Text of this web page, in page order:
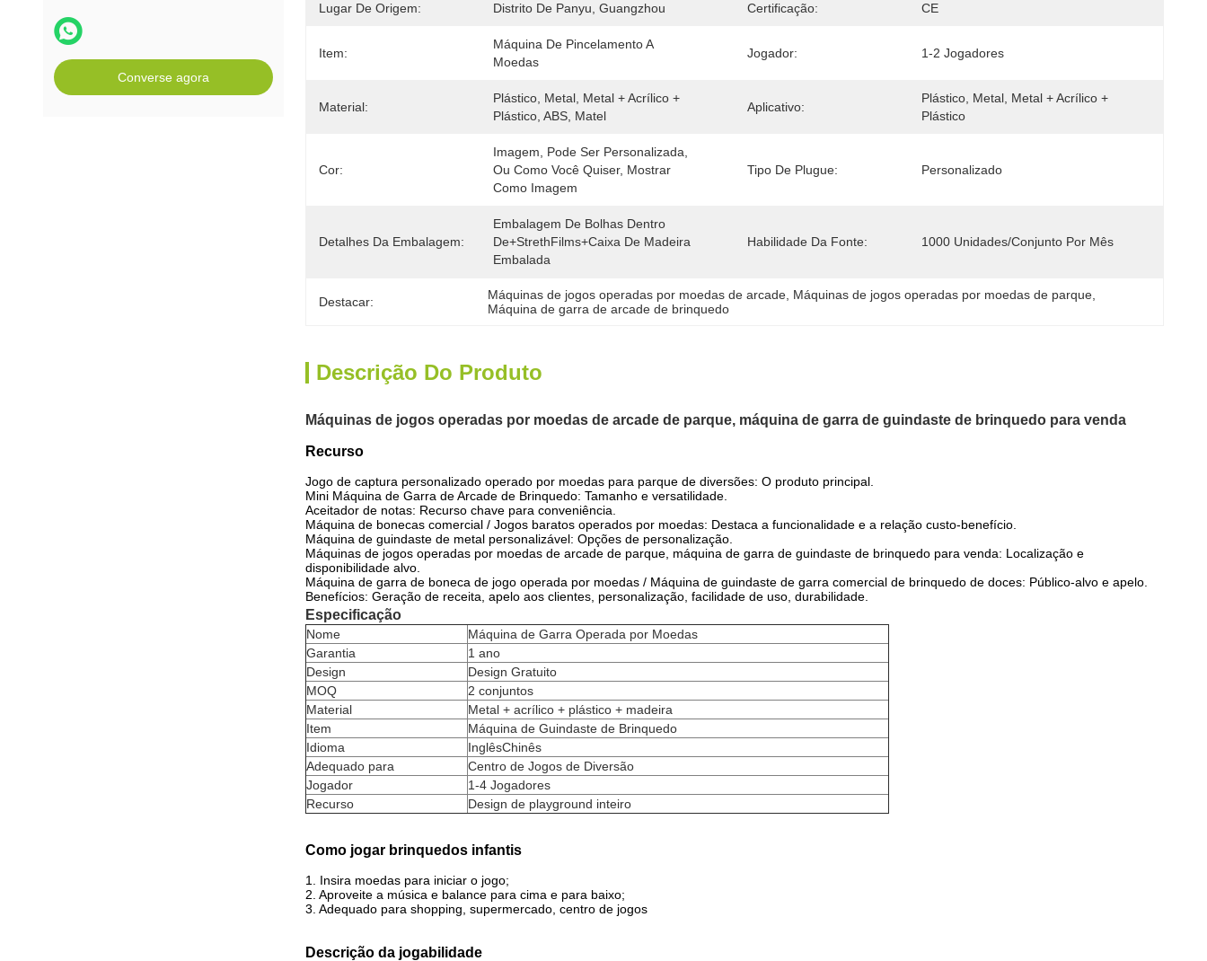
Converse agora
Lugar De Origem: Distrito De Panyu, Guangzhou Certificação: CE
Item:
Máquina De Pincelamento A
Moedas
Jogador: 1-2 Jogadores
Material:
Plástico, Metal, Metal + Acrílico +
Plástico, ABS, Matel
Aplicativo:
Plástico, Metal, Metal + Acrílico +
Plástico
Cor:
Imagem, Pode Ser Personalizada,
Ou Como Você Quiser, Mostrar
Como Imagem
Tipo De Plugue: Personalizado
Detalhes Da Embalagem:
Embalagem De Bolhas Dentro
De+StrethFilms+caixa De Madeira
Embalada
Habilidade Da Fonte: 1000 Unidades/conjunto Por Mês
Destacar: Máquinas de jogos operadas por moedas de arcade Máquinas de jogos operadas por moedas de parque
Máquina de garra de arcade de brinquedo
Descrição Do Produto
Máquinas de jogos operadas por moedas de arcade de parque, máquina de garra de guindaste de brinquedo para venda
Recurso
Jogo de captura personalizado operado por moedas para parque de diversões: O produto principal.
Mini Máquina de Garra de Arcade de Brinquedo: Tamanho e versatilidade.
Aceitador de notas: Recurso chave para conveniência.
Máquina de bonecas comercial / Jogos baratos operados por moedas: Destaca a funcionalidade e a relação custo-benefício.
Máquina de guindaste de metal personalizável: Opções de personalização.
Máquinas de jogos operadas por moedas de arcade de parque, máquina de garra de guindaste de brinquedo para venda: Localização e
disponibilidade alvo.
Máquina de garra de boneca de jogo operada por moedas / Máquina de guindaste de garra comercial de brinquedo de doces: Público-alvo e apelo.
Benefícios: Geração de receita, apelo aos clientes, personalização, facilidade de uso, durabilidade.
Especificação
Nome
Máquina de Garra Operada por Moedas
Garantia
1 ano
Design
Design Gratuito
MOQ
2 conjuntos
Material
Metal + acrílico + plástico + madeira
Item
Máquina de Guindaste de Brinquedo
Idioma
InglêsChinês
Adequado para
Centro de Jogos de Diversão
Jogador
1-4 Jogadores
Recurso
Design de playground inteiro
Como jogar brinquedos infantis
1. Insira moedas para iniciar o jogo;
2. Aproveite a música e balance para cima e para baixo;
3. Adequado para shopping, supermercado, centro de jogos
Descrição da jogabilidade